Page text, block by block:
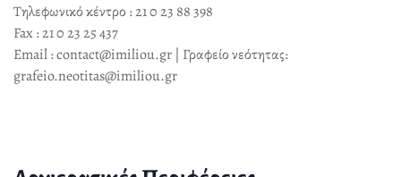
Τηλεφωνικό κέντρο : 21 0 23 88 398
Fax : 21 0 23 25 437
Email : contact@imiliou.gr | Γραφείο νεότητας:
grafeio.neotitas@imiliou.gr